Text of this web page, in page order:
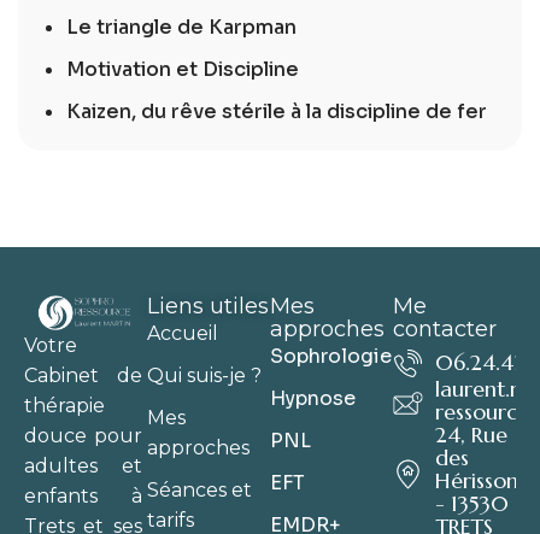
Le triangle de Karpman
Motivation et Discipline
Kaizen, du rêve stérile à la discipline de fer
Votre
Cabinet de
thérapie
douce pour
adultes et
enfants à
Trets et ses
Liens utiles
Accueil
Qui suis-je ?
Mes
approches
Séances et
tarifs
Mes
approches
Sophrologie
Hypnose
PNL
EFT
EMDR+
Me
contacter
24, Rue
des
Hérissons
- 13530
TRETS